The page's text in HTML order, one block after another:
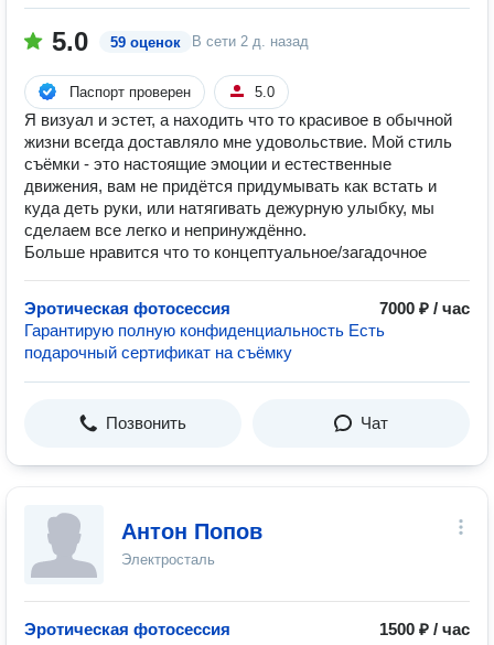
5.0 59 оценок В сети 2 д. назад
Паспорт проверен 5.0
Я визуал и эстет, а находить что то красивое в обычной
жизни всегда доставляло мне удовольствие. Мой стиль
съёмки - это настоящие эмоции и естественные
движения, вам не придётся придумывать как встать и
куда деть руки, или натягивать дежурную улыбку, мы
сделаем все легко и непринуждённо.
Больше нравится что то концептуальное/загадочное
Эротическая фотосессия
7000 ₽ / час
Гарантирую полную конфиденциальность Есть
подарочный сертификат на съёмку
Позвонить Чат
Антон Попов
Электросталь
Эротическая фотосессия 1500 ₽ / час